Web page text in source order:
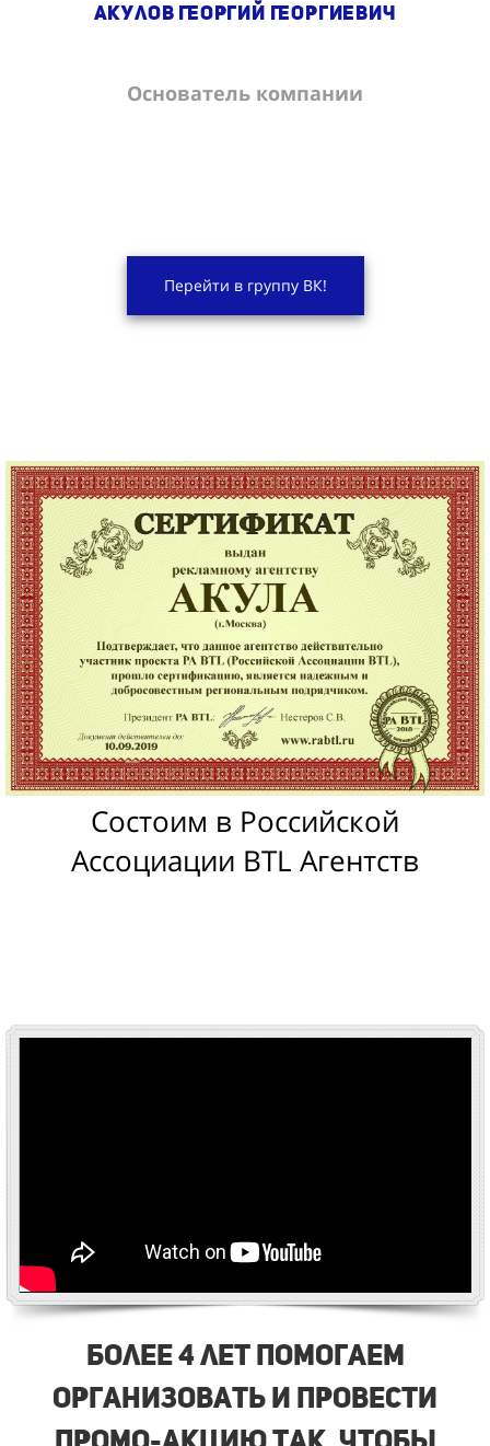
Акулов Георгий Георгиевич
Основатель компании
Перейти в группу ВК!
Состоим в Российской
Ассоциации BTL Агентств
Более 4 лет помогаем
организовать и провести